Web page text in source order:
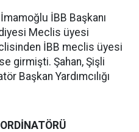
İBB Başkanı
Meclis üyesi
İBB meclis üyesi
girmişti. Şahan, Şişli
Başkan Yardımcılığı